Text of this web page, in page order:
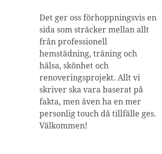
Det ger oss förhoppningsvis en
sida som sträcker mellan allt
från professionell
hemstädning, träning och
hälsa, skönhet och
renoveringsprojekt. Allt vi
skriver ska vara baserat på
fakta, men även ha en mer
personlig touch då tillfälle ges.
Välkommen!